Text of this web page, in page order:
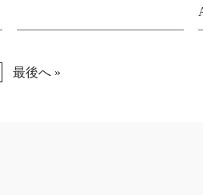
最後へ »